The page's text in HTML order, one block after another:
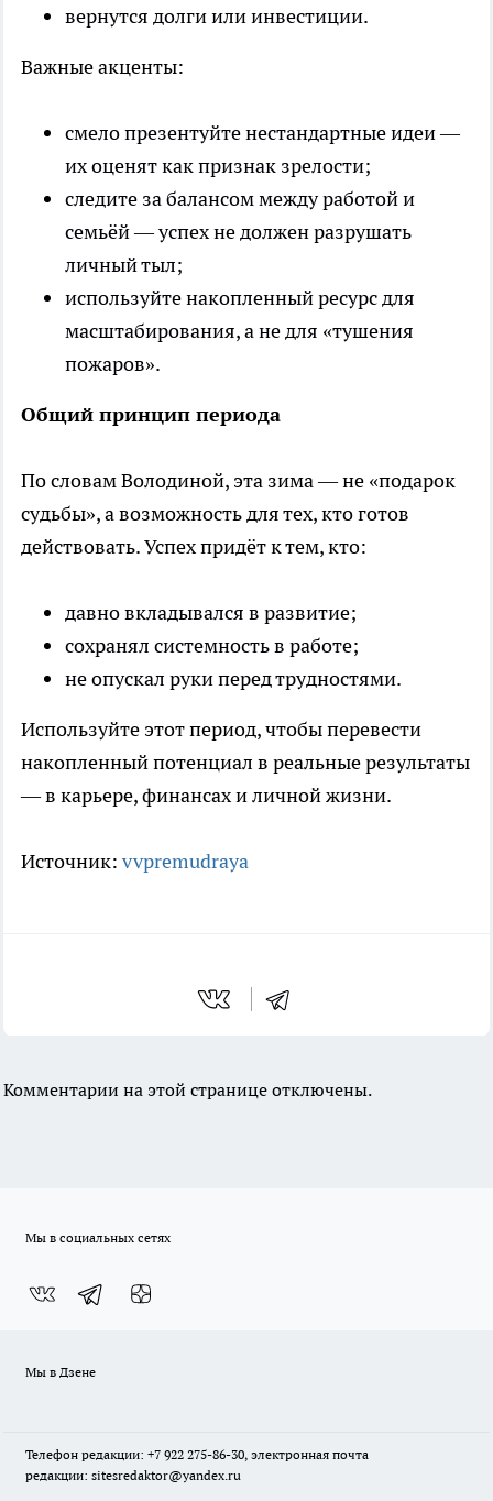
вернутся долги или инвестиции.
Важные акценты:
смело презентуйте нестандартные идеи —
их оценят как признак зрелости;
следите за балансом между работой и
семьёй — успех не должен разрушать
личный тыл;
используйте накопленный ресурс для
масштабирования, а не для «тушения
пожаров».
Общий принцип периода
По словам Володиной, эта зима — не «подарок
судьбы», а возможность для тех, кто готов
действовать. Успех придёт к тем, кто:
давно вкладывался в развитие;
сохранял системность в работе;
не опускал руки перед трудностями.
Используйте этот период, чтобы перевести
накопленный потенциал в реальные результаты
— в карьере, финансах и личной жизни.
Источник: vvpremudraya
Комментарии на этой странице отключены.
Мы в социальных сетях
Мы в Дзене
Телефон редакции: +7 922 275-86-30, электронная почта
редакции: sitesredaktor@yandex.ru